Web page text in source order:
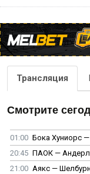
Трансляция
Смотрите
01:00 Бока Хуниорс
20:45 ПАОК —
21:00 Аякс — Шелбурн